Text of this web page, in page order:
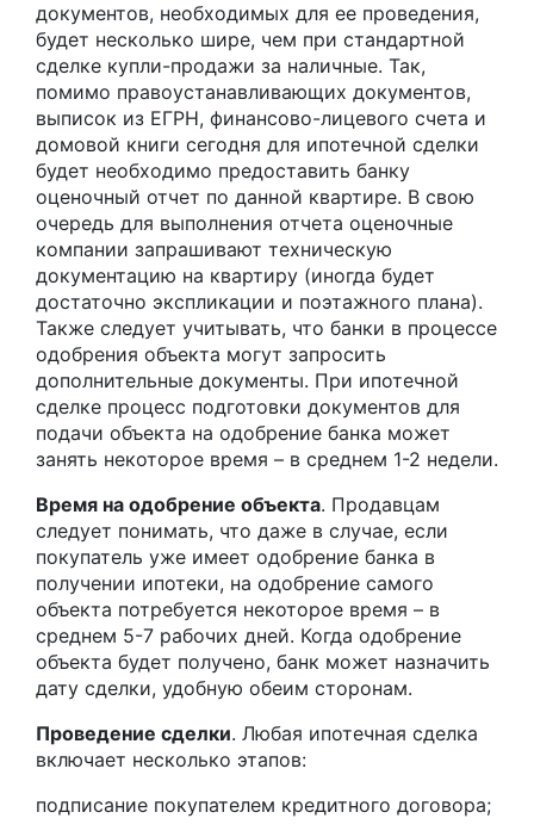
документов, необходимых для ее проведения,
будет несколько шире, чем при стандартной
сделке купли-продажи за наличные. Так,
помимо правоустанавливающих документов,
выписок из ЕГРН, финансово-лицевого счета и
домовой книги сегодня для ипотечной сделки
будет необходимо предоставить банку
оценочный отчет по данной квартире. В свою
очередь для выполнения отчета оценочные
компании запрашивают техническую
документацию на квартиру (иногда будет
достаточно экспликации и поэтажного плана).
Также следует учитывать, что банки в процессе
одобрения объекта могут запросить
дополнительные документы. При ипотечной
сделке процесс подготовки документов для
подачи объекта на одобрение банка может
занять некоторое время – в среднем 1-2 недели.
Время на одобрение объекта. Продавцам
следует понимать, что даже в случае, если
покупатель уже имеет одобрение банка в
получении ипотеки, на одобрение самого
объекта потребуется некоторое время – в
среднем 5-7 рабочих дней. Когда одобрение
объекта будет получено, банк может назначить
дату сделки, удобную обеим сторонам.
Проведение сделки. Любая ипотечная сделка
включает несколько этапов:
подписание покупателем кредитного договора;